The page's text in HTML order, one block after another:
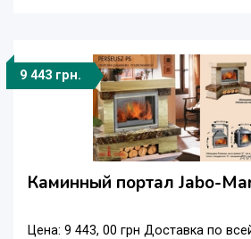
9 443 грн.
Каминный портал Jabo-
Цена: 9 443, 00 грн Доставка по